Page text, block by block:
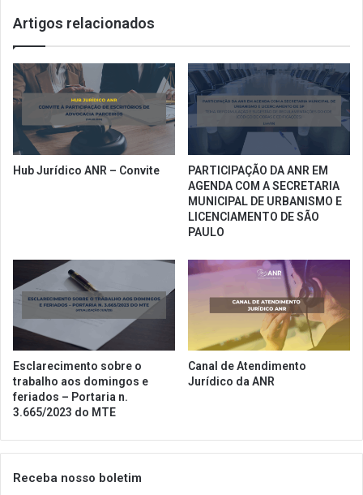
Artigos relacionados
Hub Jurídico ANR – Convite
PARTICIPAÇÃO DA ANR EM
AGENDA COM A SECRETARIA
MUNICIPAL DE URBANISMO E
LICENCIAMENTO DE SÃO
PAULO
Esclarecimento sobre o
trabalho aos domingos e
feriados – Portaria n.
3.665/2023 do MTE
Canal de Atendimento
Jurídico da ANR
Receba nosso boletim